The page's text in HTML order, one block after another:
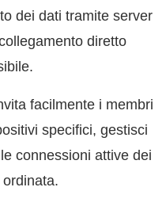
dei dati tramite server
diretto
facilmente i membri
specifici, gestisci
connessioni attive dei